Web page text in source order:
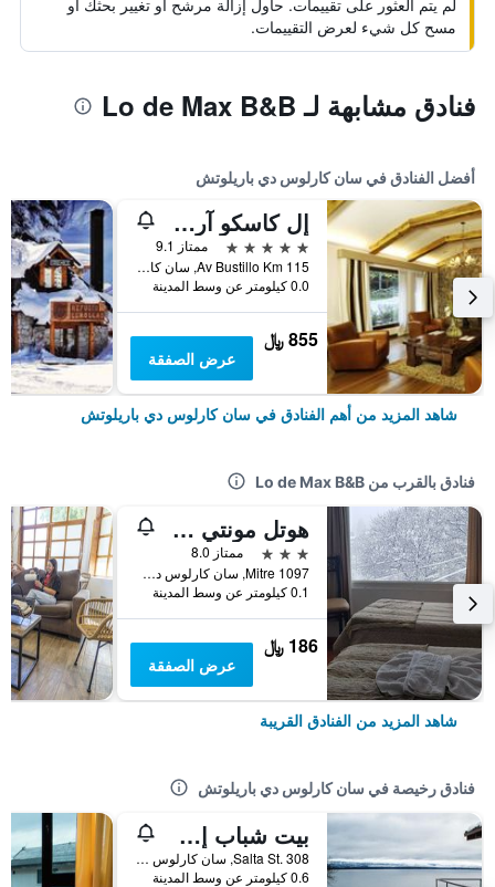
لم يتم العثور على تقييمات. حاول إزالة مرشح أو تغيير بحثك أو
مسح كل شيء لعرض التقييمات.
فنادق مشابهة لـ Lo de Max B&B
أفضل الفنادق في سان كارلوس دي باريلوتش
إل كاسكو آرت هوتل
5 نجوم
ممتاز 9.1
Av Bustillo Km 115, سان كارلوس دي باريلوتش, محافظة ريو نيغرو, الأرجنتين
0.0 كيلومتر عن وسط المدينة
855 ﷼
عرض الصفقة
شاهد المزيد من أهم الفنادق في سان كارلوس دي باريلوتش
فنادق بالقرب من Lo de Max B&B
هوتل مونتي سيرفينو
3 نجوم
ممتاز 8.0
Mitre 1097, سان كارلوس دي باريلوتش, محافظة ريو نيغرو, الأرجنتين
0.1 كيلومتر عن وسط المدينة
186 ﷼
عرض الصفقة
شاهد المزيد من الفنادق القريبة
فنادق رخيصة في سان كارلوس دي باريلوتش
بيت شباب إن باريلوتشي
Salta St. 308, سان كارلوس دي باريلوتش, محافظة ريو نيغرو, الأرجنتين
0.6 كيلومتر عن وسط المدينة